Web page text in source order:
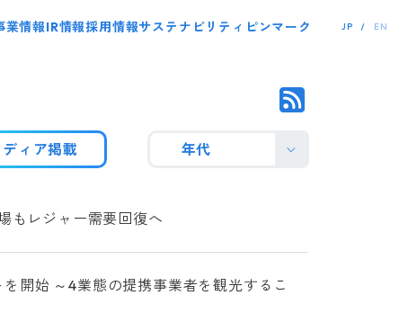
業情報IR情報採用情報サステナビリティ ピンマーク JP EN
ディア掲載 年代
もレジャー需要回復へ
開始 ～4業態の提携事業者を観光するこ